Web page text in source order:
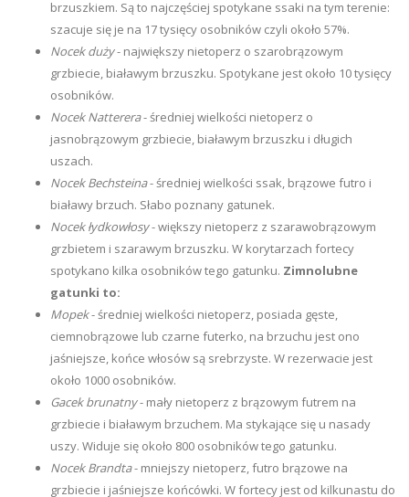
brzuszkiem. Są to najczęściej spotykane ssaki na tym terenie:
szacuje się je na 17 tysięcy osobników czyli około 57%.
Nocek duży- największy nietoperz o szarobrązowym
grzbiecie, białawym brzuszku. Spotykane jest około 10 tysięcy
osobników.
Nocek Natterera- średniej wielkości nietoperz o
jasnobrązowym grzbiecie, białawym brzuszku i długich
uszach.
Nocek Bechsteina- średniej wielkości ssak, brązowe futro i
białawy brzuch. Słabo poznany gatunek.
Nocek łydkowłosy- większy nietoperz z szarawobrązowym
grzbietem i szarawym brzuszku. W korytarzach fortecy
spotykano kilka osobników tego gatunku. Zimnolubne
gatunki to:
Mopek- średniej wielkości nietoperz, posiada gęste,
ciemnobrązowe lub czarne futerko, na brzuchu jest ono
jaśniejsze, końce włosów są srebrzyste. W rezerwacie jest
około 1000 osobników.
Gacek brunatny- mały nietoperz z brązowym futrem na
grzbiecie i białawym brzuchem. Ma stykające się u nasady
uszy. Widuje się około 800 osobników tego gatunku.
Nocek Brandta- mniejszy nietoperz, futro brązowe na
grzbiecie i jaśniejsze końcówki. W fortecy jest od kilkunastu do